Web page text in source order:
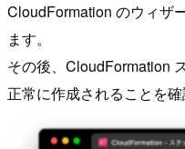
CloudFormation のウィザ
ます。
その後、CloudFormation
正常に作成されることを確